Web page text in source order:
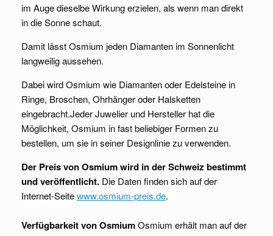
im Auge dieselbe Wirkung erzielen, als wenn man direkt
in die Sonne schaut.
Damit lässt Osmium jeden Diamanten im Sonnenlicht
langweilig aussehen.
Dabei wird Osmium wie Diamanten oder Edelsteine in
Ringe, Broschen, Ohrhänger oder Halsketten
eingebracht.Jeder Juwelier und Hersteller hat die
Möglichkeit, Osmium in fast beliebiger Formen zu
bestellen, um sie in seiner Designlinie zu verwenden.
Der Preis von Osmium wird in der Schweiz bestimmt
und veröffentlicht. Die Daten finden sich auf der
Internet-Seitewww.osmium-preis.de.
Verfügbarkeit von OsmiumOsmium erhält man auf der